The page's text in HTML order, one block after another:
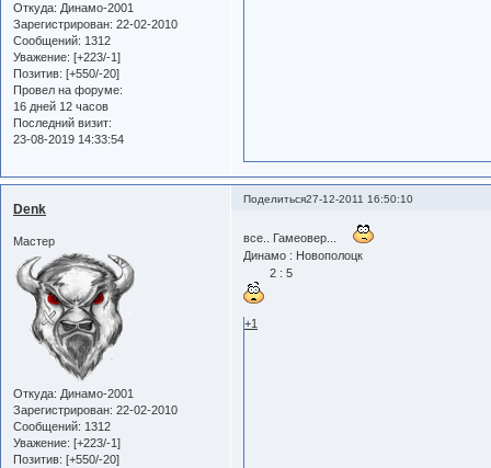
Откуда: Динамо-2001
Зарегистрирован: 22-02-2010
Сообщений: 1312
Уважение: [+223/-1]
Позитив: [+550/-20]
Провел на форуме:
16 дней 12 часов
Последний визит:
23-08-2019 14:33:54
Поделиться27-12-2011 16:50:10
Denk
Мастер
Откуда: Динамо-2001
Зарегистрирован: 22-02-2010
Сообщений: 1312
Уважение: [+223/-1]
Позитив: [+550/-20]
все.. Гамеовер...
Динамо : Новополоцк
2 : 5
+1